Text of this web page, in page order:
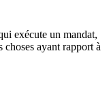
exécute un mandat,
ayant rapport à